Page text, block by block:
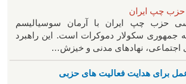
چپ ایران
حزب چپ ایران با آرمان سوسیالیسم
جمهوری سکولار دموکرات است. این راهبرد
نهادهای مدنی و خیزش‌…
برای هدایت فعالیت های حزبی